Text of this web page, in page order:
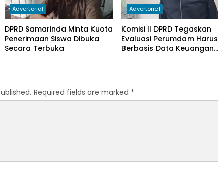
Advertorial
DPRD Samarinda Minta Kuota
Penerimaan Siswa Dibuka
Secara Terbuka
Advertorial
Komisi II DPRD Tegaskan
Evaluasi Perumdam Harus
Berbasis Data Keuangan
Required fields are marked *